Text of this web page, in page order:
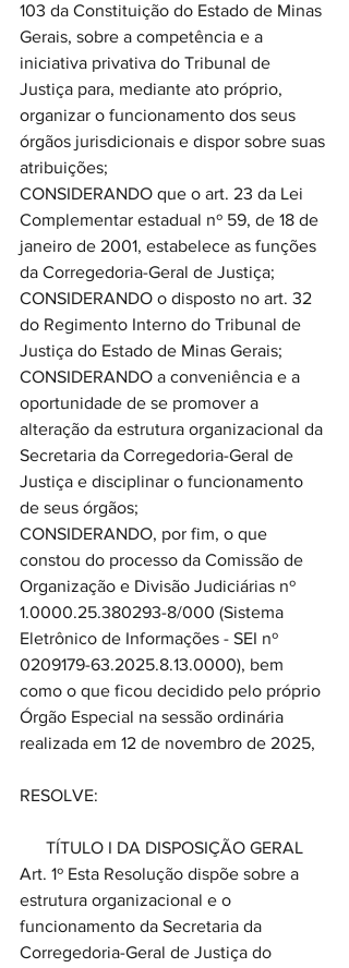
103 da Constituição do Estado de Minas
Gerais, sobre a competência e a
iniciativa privativa do Tribunal de
Justiça para, mediante ato próprio,
organizar o funcionamento dos seus
órgãos jurisdicionais e dispor sobre suas
atribuições;
CONSIDERANDO que o art. 23 da Lei
Complementar estadual nº 59, de 18 de
janeiro de 2001, estabelece as funções
da Corregedoria-Geral de Justiça;
CONSIDERANDO o disposto no art. 32
do Regimento Interno do Tribunal de
Justiça do Estado de Minas Gerais;
CONSIDERANDO a conveniência e a
oportunidade de se promover a
alteração da estrutura organizacional da
Secretaria da Corregedoria-Geral de
Justiça e disciplinar o funcionamento
de seus órgãos;
CONSIDERANDO, por fim, o que
constou do processo da Comissão de
Organização e Divisão Judiciárias nº
1.0000.25.380293-8/000 (Sistema
Eletrônico de Informações - SEI nº
0209179-63.2025.8.13.0000), bem
como o que ficou decidido pelo próprio
Órgão Especial na sessão ordinária
realizada em 12 de novembro de 2025,
RESOLVE:
TÍTULO I DA DISPOSIÇÃO GERAL
Art. 1º Esta Resolução dispõe sobre a
estrutura organizacional e o
funcionamento da Secretaria da
Corregedoria-Geral de Justiça do